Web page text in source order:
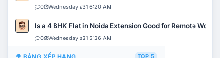
0 Wednesday a31 6:20 AM
Is a 4 BHK Flat in Noida Extension Good for Remote Work?
0 Wednesday a31 5:26 AM
BẢNG XẾP HẠNG TOP 5